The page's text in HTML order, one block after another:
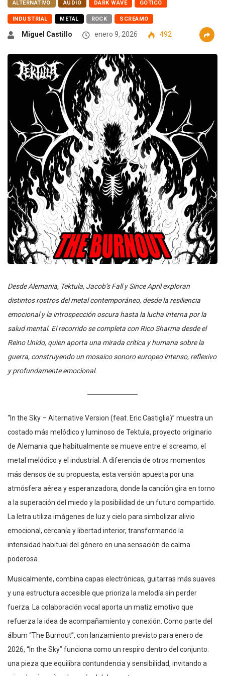
ALTERNATIVO AUDIO DARK WAVE GÓTICO
INDUSTRIAL METAL ROCK SCREAMO
Miguel Castillo enero 9, 2026 492
Desde Alemania, Tektula, Jacob’s Fall y Since April exploran
distintos rostros del metal contemporáneo, desde la resiliencia
emocional y la introspección oscura hasta la lucha interna por la
salud mental. El recorrido se completa con Rico Sharma desde el
Reino Unido, quien aporta una mirada crítica y humana sobre la
guerra, construyendo un mosaico sonoro europeo intenso, reflexivo
y profundamente emocional.
“In the Sky – Alternative Version (feat. Eric Castiglia)” muestra un
costado más melódico y luminoso de Tektula, proyecto originario
de Alemania que habitualmente se mueve entre el screamo, el
metal melódico y el industrial. A diferencia de otros momentos
más densos de su propuesta, esta versión apuesta por una
atmósfera aérea y esperanzadora, donde la canción gira en torno
a la superación del miedo y la posibilidad de un futuro compartido.
La letra utiliza imágenes de luz y cielo para simbolizar alivio
emocional, cercanía y libertad interior, transformando la
intensidad habitual del género en una sensación de calma
poderosa.
Musicalmente, combina capas electrónicas, guitarras más suaves
y una estructura accesible que prioriza la melodía sin perder
fuerza. La colaboración vocal aporta un matiz emotivo que
refuerza la idea de acompañamiento y conexión. Como parte del
álbum “The Burnout”, con lanzamiento previsto para enero de
2026, “In the Sky” funciona como un respiro dentro del conjunto:
una pieza que equilibra contundencia y sensibilidad, invitando a